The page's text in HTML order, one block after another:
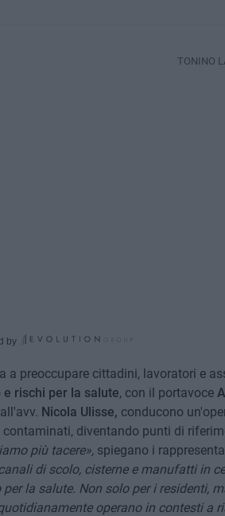
TONINO
by
a preoccupare cittadini, lavoratori e
rischi per la salute, con il portavoce
Nicola Ulisse, conducono
diventando punti di
più tacere», spiegano i
di scolo, cisterne e manufatti in
la salute. Non solo per i residenti,
operano in contesti a